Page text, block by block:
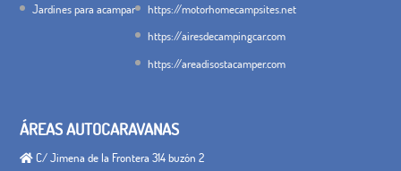
Jardines para acampar
https://motorhomecampsites.net
https://airesdecampingcar.com
https://areadisostacamper.com
ÁREAS AUTOCARAVANAS
C/ Jimena de la Frontera 314 buzón 2